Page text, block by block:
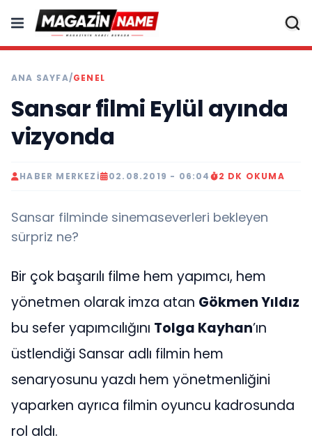
ANA SAYFA/GENEL
Sansar filmi Eylül ayında
vizyonda
HABER MERKEZI 02.08.2019 - 06:04 2 DK OKUMA
Sansar filminde sinemaseverleri bekleyen
sürpriz ne?
Bir çok başarılı filme hem yapımcı, hem
yönetmen olarak imza atan Gökmen Yıldız
bu sefer yapımcılığını Tolga Kayhan’ın
üstlendiği Sansar adlı filmin hem
senaryosunu yazdı hem yönetmenliğini
yaparken ayrıca filmin oyuncu kadrosunda
rol aldı.